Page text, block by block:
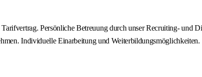
Persönliche Betreuung durch unser Recruiting- und
Individuelle Einarbeitung und Weiterbildungsmöglichkeiten.